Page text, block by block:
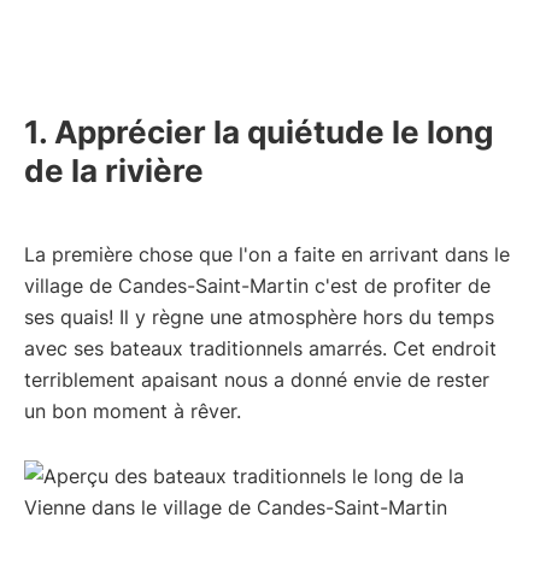
1. Apprécier la quiétude le long
de la rivière
La première chose que l'on a faite en arrivant dans le
village de Candes-Saint-Martin c'est de profiter de
ses quais! Il y règne une atmosphère hors du temps
avec ses bateaux traditionnels amarrés. Cet endroit
terriblement apaisant nous a donné envie de rester
un bon moment à rêver.